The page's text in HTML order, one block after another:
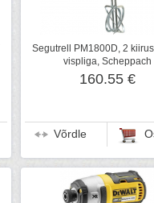
Segutrell PM1800D, 2
vispliga, Scheppach
160.55 €
Võrdle